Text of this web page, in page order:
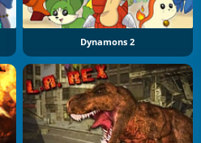
Dynamons 2